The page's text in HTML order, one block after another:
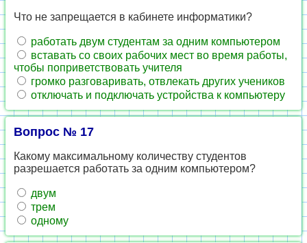
Что не запрещается в кабинете информатики?
работать двум студентам за одним компьютером
вставать со своих рабочих мест во время работы,
чтобы поприветствовать учителя
громко разговаривать, отвлекать других учеников
отключать и подключать устройства к компьютеру
Вопрос № 17
Какому максимальному количеству студентов
разрешается работать за одним компьютером?
двум
трем
одному